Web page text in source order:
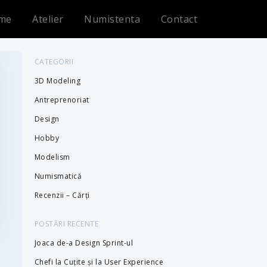
Atelier Numistenta Contact
CATEGORII
3D Modeling
Antreprenoriat
Design
Hobby
Modelism
Numismatică
Recenzii – Cărți
POSTĂRI RECENTE
Joaca de-a Design Sprint-ul
Chefi la Cuțite și la User Experience